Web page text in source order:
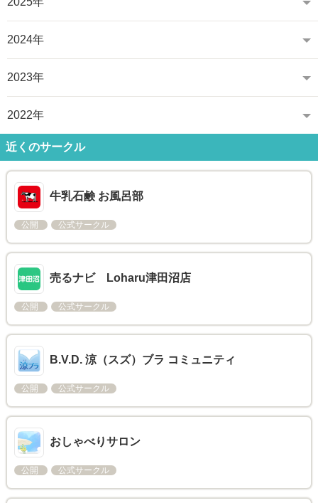
2024年
2023年
2022年
近くのサークル
牛乳石鹸 お風呂部
公開 公式サークル
売るナビ Loharu津田沼店
公開 公式サークル
B.V.D. 涼（スズ）ブラ コミュニティ
公開 公式サークル
おしゃべりサロン
公開 公式サークル